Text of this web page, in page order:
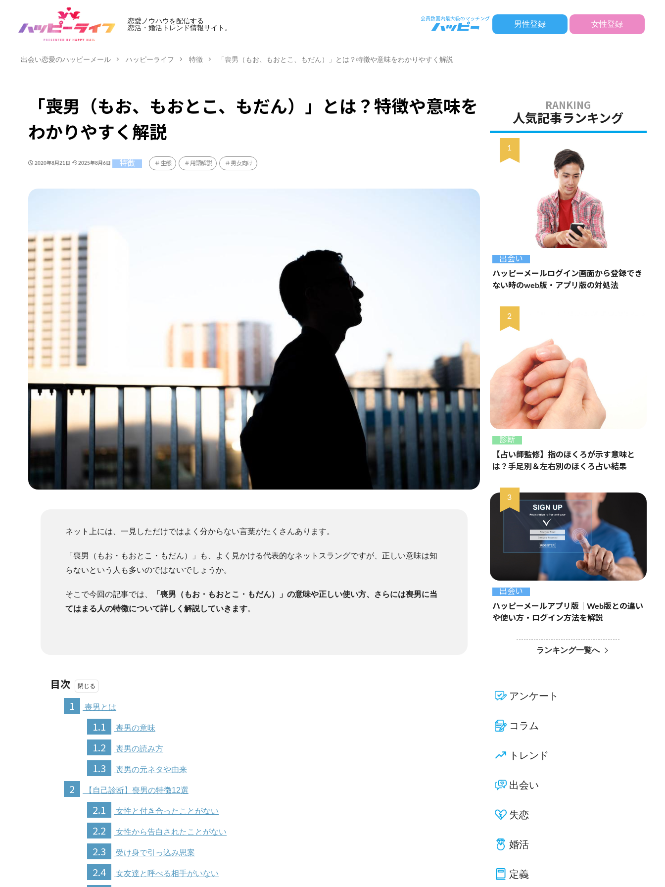
恋愛ノウハウを配信する
恋活・婚活トレンド情報サイト。
男性登録 女性登録
出会い恋愛のハッピーメール ハッピーライフ 特徴 「喪男（もお、もおとこ、もだん）」とは？特徴や意味をわかりやすく解説
「喪男（もお、もおとこ、もだん）」とは？特徴や意味を
わかりやすく解説
2020年8月21日 2025年8月6日 特徴 生態 用語解説 男女向け
ネット上には、一見しただけではよく分からない言葉がたくさんあります。
「喪男（もお・もおとこ・もだん）」も、よく見かける代表的なネットスラングですが、正しい意味は知
らないという人も多いのではないでしょうか。
そこで今回の記事では、
「喪男（もお・もおとこ・もだん）」の意味や正しい使い方、さらには喪男に当
てはまる人の特徴について詳しく解説していきます。
目次
1
喪男とは
1.1 喪男の意味
1.2 喪男の読み方
1.3 喪男の元ネタや由来
2 【自己診断】喪男の特徴12選
2.1 女性と付き合ったことがない
2.2 女性から告白されたことがない
2.3 受け身で引っ込み思案
2.4 女友達と呼べる相手がいない
人気記事ランキング
出会い
ハッピーメールログイン画面から登録でき
ない時のweb版・アプリ版の対処法
診断
【占い師監修】指のほくろが示す意味と
は？手足別＆左右別のほくろ占い結果
出会い
ハッピーメールアプリ版｜Web版との違い
や使い方・ログイン方法を解説
ランキング一覧へ
アンケート
コラム
トレンド
出会い
失恋
婚活
定義